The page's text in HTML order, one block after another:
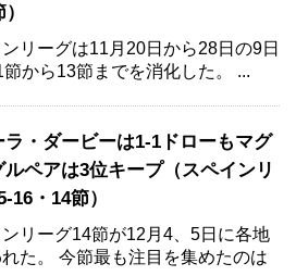
リーグは11月20日から28日の9日
節から13節までを消化した。 ...
ラ・ダービーは1-1ドローもマグ
ルペアは3位キープ（スペインリ
16・14節）
ンリーグ14節が12月4、5日に各地
た。 今節最も注目を集めたのは